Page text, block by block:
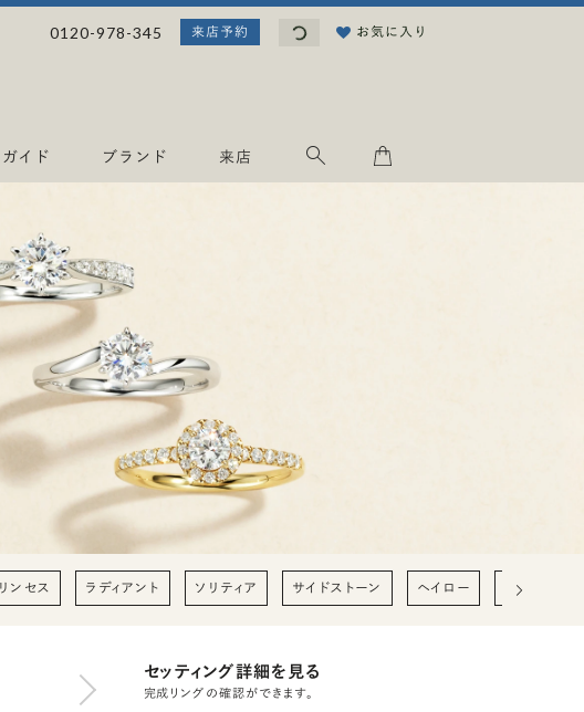
0120-978-345 来店予約
.
.
お気に入り
ガイド ブランド 来店
ンセス ラディアント ソリティア サイドストーン ヘイロー 0.2ct
セッティング詳細を見る
完成リングの確認ができます。